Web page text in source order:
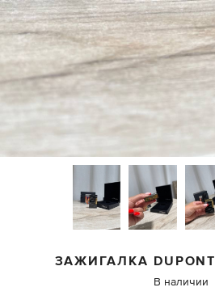
ЗАЖИГАЛКА DUPONT
В наличии